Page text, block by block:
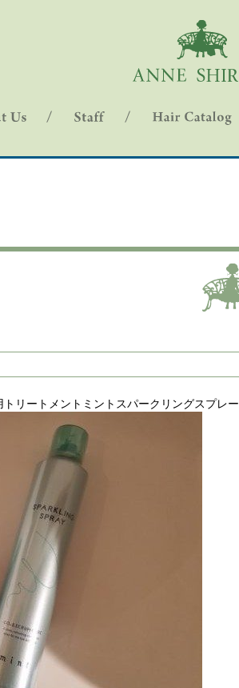
リートメントミントスパークリングスプレー